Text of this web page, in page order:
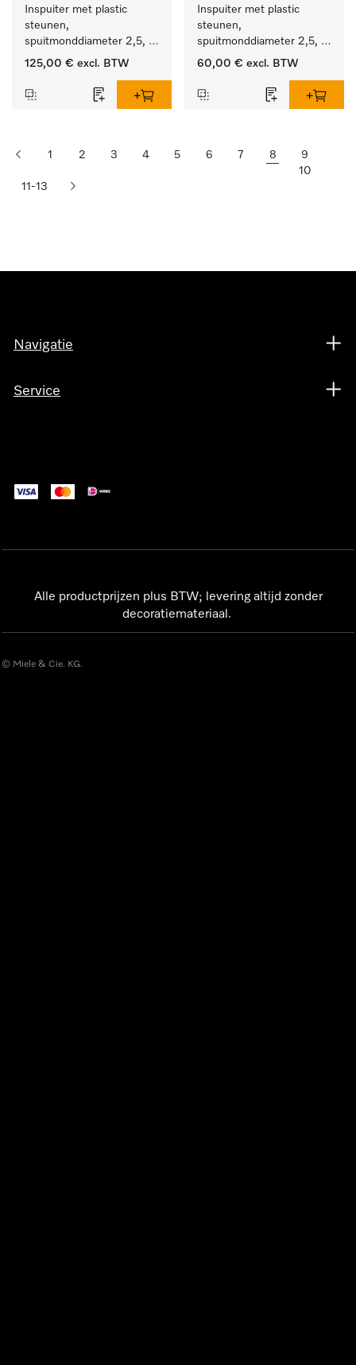
Inspuiter met plastic
steunen,
spuitmonddiameter 2,5,
lengte 125 mm, 10 stuks.
125,00 € excl. BTW
Inspuiter met plastic
steunen,
spuitmonddiameter 2,5,
lengte 125 mm, 5 stuks.
60,00 € excl. BTW
1 2 3 4 5 6 7 8
9
10
11-13
Navigatie
Service
Alle productprijzen plus BTW; levering altijd zonder
decoratiemateriaal.
© Miele & Cie. KG.